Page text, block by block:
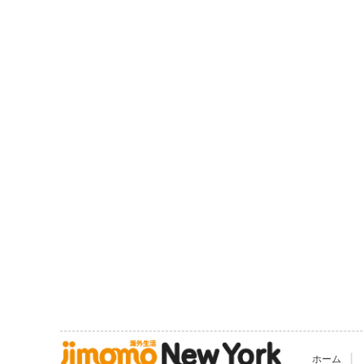
ホーム |